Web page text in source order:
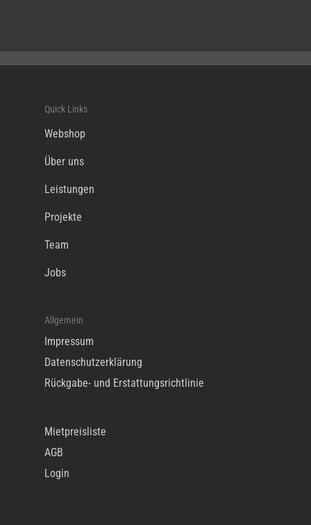
Quick Links
Webshop
Über uns
Leistungen
Projekte
Team
Jobs
Allgemein
Impressum
Datenschutzerklärung
Rückgabe- und Erstattungsrichtlinie
Mietpreisliste
AGB
Login